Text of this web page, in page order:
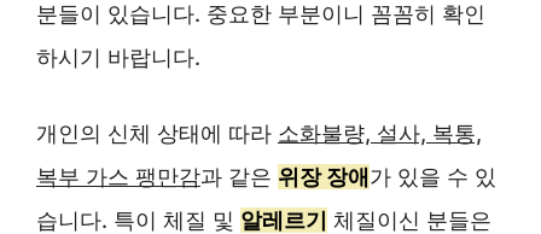
분들이 있습니다. 중요한 부분이니 꼼꼼히 확인
하시기 바랍니다.
개인의 신체 상태에 따라 소화불량, 설사, 복통,
복부 가스 팽만감과 같은 위장 장애 가 있을 수 있
습니다. 특이 체질 및 알레르기
체질이신 분들은